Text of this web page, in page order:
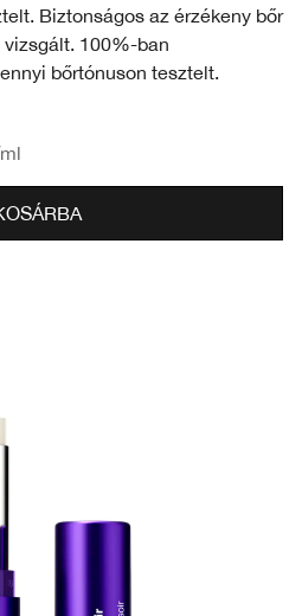
Biztonságos az érzékeny bőr
100%-ban
bőrtónuson tesztelt.